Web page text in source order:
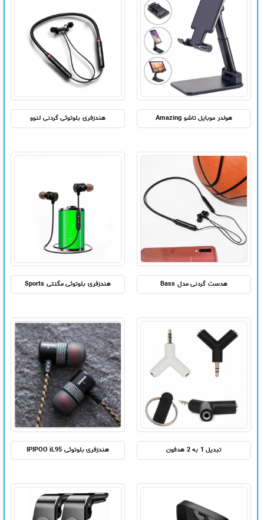
هولدر موبایل تاشو Amazing هندزفری بلوتوثی گردنی لنوو
هدست گردنی مدل Bass هندزفری بلوتوثی مگنتی Sports
تبدیل 1 به 2 هدفون هندزفری بلوتوثی IPIPOO iL95